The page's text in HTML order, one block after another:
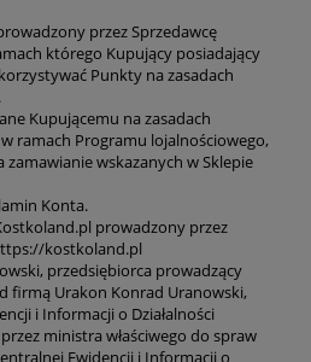
przez Sprzedawcę
którego Kupujący posiadający
Punkty na zasadach
Kupującemu na zasadach
ramach Programu lojalnościowego,
wskazanych w Sklepie
Konta.
prowadzony przez
kostkoland.pl
przedsiębiorca prowadzący
firmą Urakon Konrad Uranowski,
i Informacji o Działalności
ministra właściwego do spraw
Ewidencji i Informacji o